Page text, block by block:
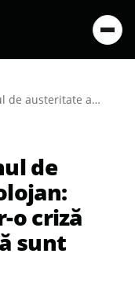
PSD atacă DUR planul de austeritate al lui Bolojan: „Bagă România într-o criză profundă, pentru că sunt gândite eronat”
de
o criză
sunt